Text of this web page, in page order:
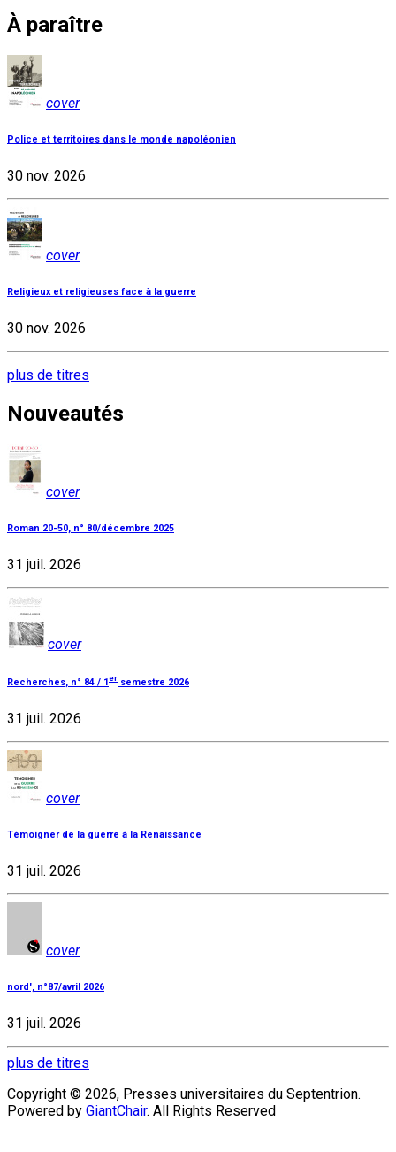
À paraître
cover
Police et territoires dans le monde napoléonien
30 nov. 2026
cover
Religieux et religieuses face à la guerre
30 nov. 2026
plus de titres
Nouveautés
cover
Roman 20-50, n° 80/décembre 2025
31 juil. 2026
cover
Recherches, n° 84 / 1 er semestre 2026
31 juil. 2026
cover
Témoigner de la guerre à la Renaissance
31 juil. 2026
cover
nord', n°87/avril 2026
31 juil. 2026
plus de titres
Copyright © 2026, Presses universitaires du Septentrion.
Powered by GiantChair. All Rights Reserved